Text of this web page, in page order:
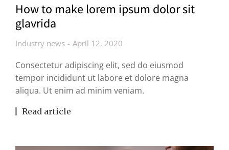
How to make lorem ipsum dolor sit
glavrida
Industry news April 12, 2020
Consectetur adipiscing elit, sed do eiusmod
tempor incididunt ut labore et dolore magna
aliqua. Ut enim ad minim veniam.
Read article